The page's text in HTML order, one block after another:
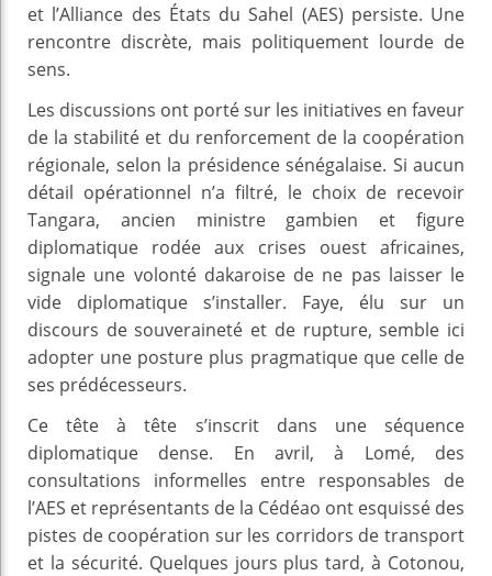
et l’Alliance des États du Sahel (AES) persiste. Une
rencontre discrète, mais politiquement lourde de
sens.
Les discussions ont porté sur les initiatives en faveur
de la stabilité et du renforcement de la coopération
régionale, selon la présidence sénégalaise. Si aucun
détail opérationnel n’a filtré, le choix de recevoir
Tangara, ancien ministre gambien et figure
diplomatique rodée aux crises ouest africaines,
signale une volonté dakaroise de ne pas laisser le
vide diplomatique s’installer. Faye, élu sur un
discours de souveraineté et de rupture, semble ici
adopter une posture plus pragmatique que celle de
ses prédécesseurs.
Ce tête à tête s’inscrit dans une séquence
diplomatique dense. En avril, à Lomé, des
consultations informelles entre responsables de
l’AES et représentants de la Cédéao ont esquissé des
pistes de coopération sur les corridors de transport
et la sécurité. Quelques jours plus tard, à Cotonou,